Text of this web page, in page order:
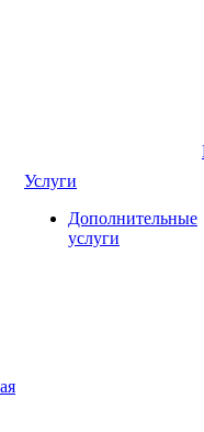
Услуги
Дополнительные
услуги